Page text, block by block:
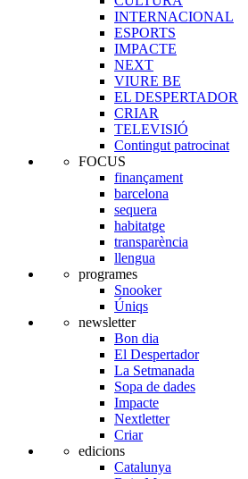
INTERNACIONAL
ESPORTS
IMPACTE
NEXT
VIURE BE
EL DESPERTADOR
CRIAR
TELEVISIÓ
Contingut patrocinat
FOCUS
finançament
barcelona
sequera
habitatge
transparència
llengua
programes
Snooker
Úniqs
newsletter
Bon dia
El Despertador
La Setmanada
Sopa de dades
Impacte
Nextletter
Criar
edicions
Catalunya